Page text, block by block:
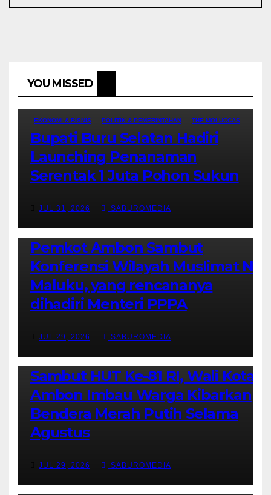
YOU MISSED
EKONOMI & BISNIS POLITIK & PEMERINTAHAN THE MOLUCCAS
Bupati Buru Selatan Hadiri
Launching Penanaman
Serentak 1 Juta Pohon Sukun
JUL 31, 2026 SABUROMEDIA
AMBON METRO JURNALISME AKTIVIS POLITIK & PEMERINTAHAN
Pemkot Ambon Sambut
Konferensi Wilayah Muslimat NU
Maluku, yang rencananya
dihadiri Menteri PPPA
JUL 29, 2026 SABUROMEDIA
AMBON METRO POLITIK & PEMERINTAHAN
Sambut HUT Ke-81 RI, Wali Kota
Ambon Imbau Warga Kibarkan
Bendera Merah Putih Selama
Agustus
JUL 29, 2026 SABUROMEDIA
AMBON METRO JURNALISME AKTIVIS PENDIDIKAN & OLAHRAGA
THE MOLUCCAS